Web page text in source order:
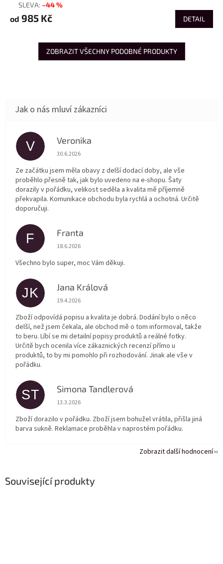
Související produkty
–44 %
od 985 Kč DETAIL
ZOBRAZIT VŠECHNY PODOBNÉ PRODUKTY
V Veronika
Hodnocení obchodu je 5 z 5 hvězdiček.
30.6.2026
Ze začátku jsem měla obavy z delší dodací doby, ale vše
proběhlo přesně tak, jak bylo uvedeno na e-shopu. Šaty
dorazily v pořádku, velikost seděla a kvalita mě příjemně
překvapila. Komunikace obchodu byla rychlá a ochotná. Určitě
doporučuji.
F Franta
Hodnocení obchodu je 5 z 5 hvězdiček.
18.6.2026
Všechno bylo super, moc Vám děkuji.
JK Jana Králová
Hodnocení obchodu je 5 z 5 hvězdiček.
19.4.2026
Zboží odpovídá popisu a kvalita je dobrá. Dodání bylo o něco
delší, než jsem čekala, ale obchod mě o tom informoval, takže
to beru. Líbí se mi detailní popisy produktů a reálné fotky.
Určitě bych ocenila více zákaznických recenzí přímo u
produktů, to by mi pomohlo při rozhodování. Jinak ale vše v
pořádku.
ST Simona Tandlerová
Hodnocení obchodu je 5 z 5 hvězdiček.
13.3.2026
Zboží dorazilo v pořádku. Zboží jsem bohužel vrátila, přišla jiná
barva sukně. Reklamace proběhla v naprostém pořádku.
Zobrazit další hodnocení